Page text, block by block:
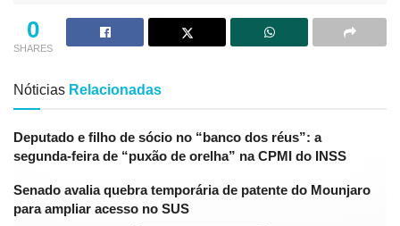
0
SHARES
Nóticias Relacionadas
Deputado e filho de sócio no “banco dos réus”: a
segunda-feira de “puxão de orelha” na CPMI do INSS
Senado avalia quebra temporária de patente do Mounjaro
para ampliar acesso no SUS